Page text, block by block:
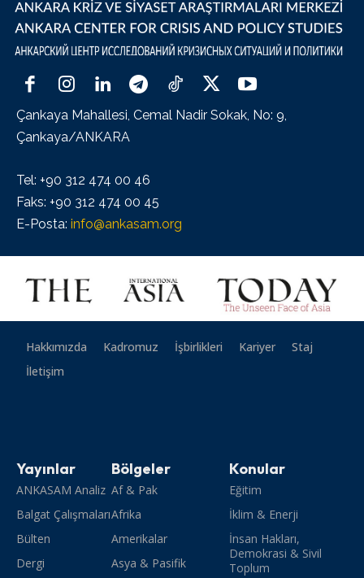
Çankaya Mahallesi, Cemal Nadir Sokak, No: 9,
Çankaya/ANKARA
Tel: +90 312 474 00 46
Faks: +90 312 474 00 45
E-Posta: info@ankasam.org
Hakkımızda Kadromuz İşbirlikleri Kariyer
Staj
İletişim
Yayınlar
ANKASAM Analiz
Balgat Çalışmaları
Bülten
Dergi
Bölgeler
Af & Pak
Afrika
Amerikalar
Asya & Pasifik
Konular
Eğitim
İklim & Enerji
İnsan Hakları,
Demokrasi & Sivil
Toplum